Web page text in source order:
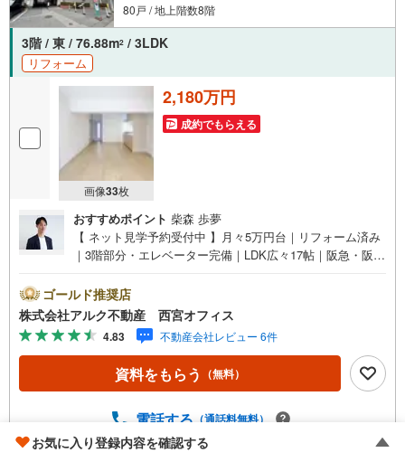
80戸 / 地上階数8階
3階 / 東 / 76.88m2 / 3LDK
リフォーム
画像33枚
2,180万円
成約でもらえる
おすすめポイント 柴森 歩夢
【 ネット見学予約受付中 】月々5万円台｜リフォーム済み
｜3階部分・エレベーター完備｜LDK広々17帖｜阪急・阪
戸線「夙川駅」徒歩13分！■阪神線・JR線も徒歩圏内！至
便な3WAYアクセス！■専有面積76.88平米の3LDKプラン！
■LDK広々約17.0帖！■エレベーター完備のマンション！【
リフォーム内容（2026年1月完成）】＜水回り新規交換＞
システムキッチン/浴室/トイレ/洗面化粧台交換＜内装＞全
室クロス張替/床材張替/建具交換/分電盤交換/追い焚き機能
之荘駅より北側徒歩2分の立地に店舗を構えております。店
舗では掲載中の物件に限らず、阪神間エリアを中心に様々
な物件を取り扱っております。また、キッズスペースやお
ゴールド推奨店
株式会社アルク不動産 西宮オフィス
4.83 不動産会社レビュー 6件
資料をもらう （無料）
電話する （通話料無料）
お気に入り登録内容を確認する